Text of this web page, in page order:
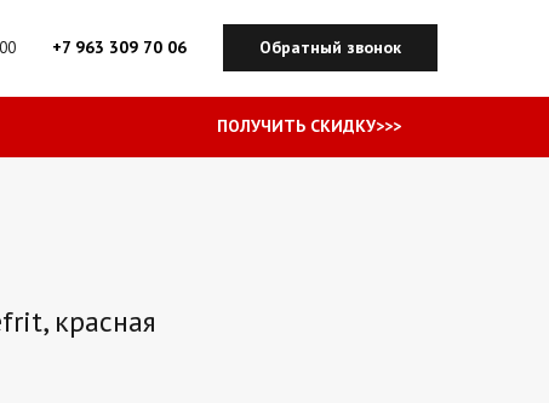
+7 963 309 70 06 Обратный звонок
ПОЛУЧИТЬ CКИДКУ>>>
красная